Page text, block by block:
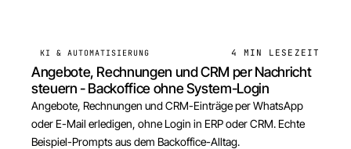
KI & AUTOMATISIERUNG 4 MIN LESEZEIT
Angebote, Rechnungen und CRM per Nachricht
steuern - Backoffice ohne System-Login
Angebote, Rechnungen und CRM-Einträge per WhatsApp
oder E-Mail erledigen, ohne Login in ERP oder CRM. Echte
Beispiel-Prompts aus dem Backoffice-Alltag.